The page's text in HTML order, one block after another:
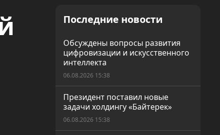
Последние новости
Обсуждены вопросы развития
цифровизации и искусственного
интеллекта
06.08.2026 15:38
Президент поставил новые
задачи холдингу «Байтерек»
06.08.2026 15:38